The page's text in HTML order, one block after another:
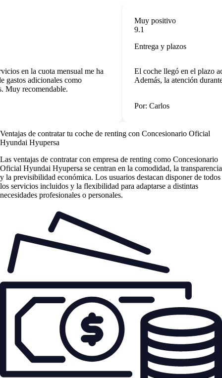
en la cuota mensual me ha
adicionales como
recomendable.
Muy positivo
9.1
Entrega y plazos
El coche llegó en el plazo
Además, la atención
Por: Carlos
Ventajas de contratar tu coche de renting con Concesionario Oficial
Hyundai Hyupersa
Las ventajas de contratar con empresa de renting como Concesionario
Oficial Hyundai Hyupersa se centran en la comodidad, la transparencia
y la previsibilidad económica. Los usuarios destacan disponer de todos
los servicios incluidos y la flexibilidad para adaptarse a distintas
necesidades profesionales o personales.